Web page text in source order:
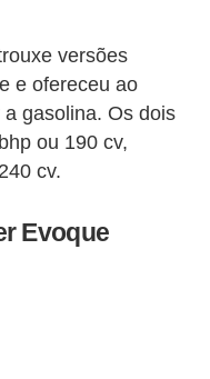
versões
e ofereceu ao
gasolina. Os dois
ou 190 cv,
cv.
Evoque